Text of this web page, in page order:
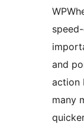
and
action
many